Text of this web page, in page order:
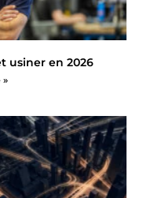
usiner en 2026
»